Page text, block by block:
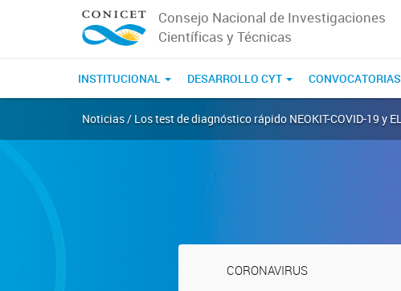
Consejo Nacional de Investigaciones
Científicas y Técnicas
INSTITUCIONAL DESARROLLO CYT CONVOCATORIAS
Noticias / Los test de diagnóstico rápido NEOKIT-COVID-19 y
CORONAVIRUS